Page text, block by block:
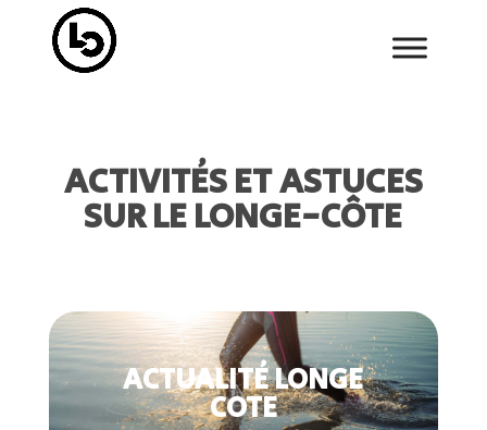
ACTIVITÉS ET ASTUCES
SUR LE LONGE-CÔTE
ACTUALITÉ LONGE
COTE